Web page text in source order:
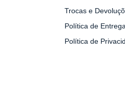
Trocas e
Política de Entrega
Política de